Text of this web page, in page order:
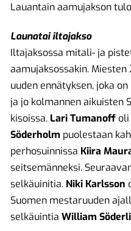
Lauantain aamujakson
Launatai iltajakso
Iltajaksossa mitali- ja
aamujaksossakin.
uuden ennätyksen, joka
ja jo kolmannen aikuisten
kisoissa. LariTumanoff oli
Söderholm puolestaan
perhosuinnissa Kiira
seitsemänneksi.
selkäuinitia. Niki Karlsson
Suomen mestaruuden
selkäuintiaWilliam